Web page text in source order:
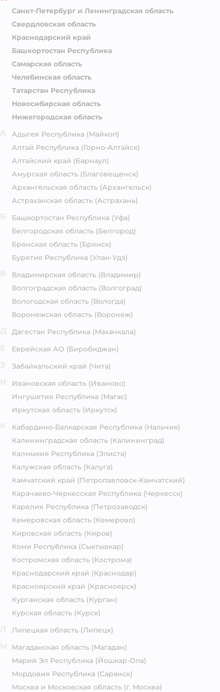
Санкт-Петербург и Ленинградская область
Свердловская область
Краснодарский край
Башкортостан Республика
Самарская область
Челябинская область
Татарстан Республика
Новосибирская область
Нижегородская область
Адыгея Республика (Майкоп)
Алтай Республика (Горно-Алтайск)
Алтайский край (Барнаул)
Амурская область (Благовещенск)
Архангельская область (Архангельск)
Астраханская область (Астрахань)
Башкортостан Республика (Уфа)
Белгородская область (Белгород)
Брянская область (Брянск)
Бурятия Республика (Улан-Удэ)
Владимирская область (Владимир)
Волгоградская область (Волгоград)
Вологодская область (Вологда)
Воронежская область (Воронеж)
Дагестан Республика (Махачкала)
Еврейская АО (Биробиджан)
Забайкальский край (Чита)
Ивановская область (Иваново)
Ингушетия Республика (Магас)
Иркутская область (Иркутск)
Кабардино-Балкарская Республика (Нальчик)
Калининградская область (Калининград)
Калмыкия Республика (Элиста)
Калужская область (Калуга)
Камчатский край (Петропавловск-Камчатский)
Карачаево-Черкесская Республика (Черкесск)
Карелия Республика (Петрозаводск)
Кемеровская область (Кемерово)
Кировская область (Киров)
Коми Республика (Сыктывкар)
Костромская область (Кострома)
Краснодарский край (Краснодар)
Красноярский край (Красноярск)
Курганская область (Курган)
Курская область (Курск)
Липецкая область (Липецк)
Магаданская область (Магадан)
Марий Эл Республика (Йошкар-Ола)
Мордовия Республика (Саранск)
Москва и Московская область (г. Москва)